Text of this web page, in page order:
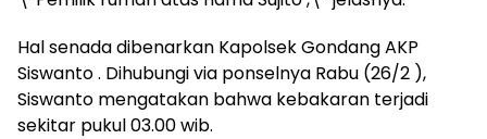
Hal senada dibenarkan Kapolsek Gondang AKP
Siswanto . Dihubungi via ponselnya Rabu (26/2 ),
Siswanto mengatakan bahwa kebakaran terjadi
sekitar pukul 03.00 wib.